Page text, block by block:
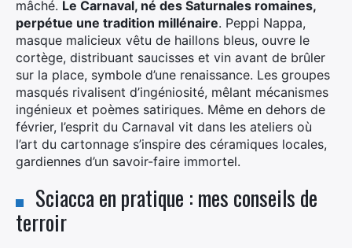
mâché. Le Carnaval, né des Saturnales romaines,
perpétue une tradition millénaire. Peppi Nappa,
masque malicieux vêtu de haillons bleus, ouvre le
cortège, distribuant saucisses et vin avant de brûler
sur la place, symbole d’une renaissance. Les groupes
masqués rivalisent d’ingéniosité, mêlant mécanismes
ingénieux et poèmes satiriques. Même en dehors de
février, l’esprit du Carnaval vit dans les ateliers où
l’art du cartonnage s’inspire des céramiques locales,
gardiennes d’un savoir-faire immortel.
Sciacca en pratique : mes conseils de
terroir